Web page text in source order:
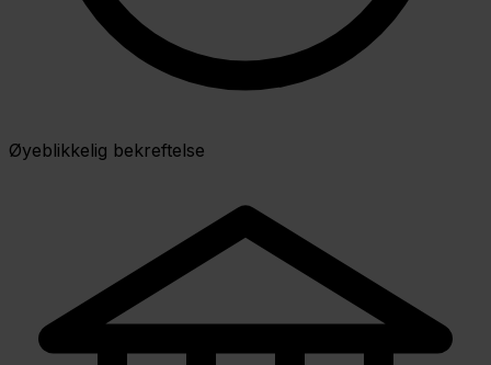
Øyeblikkelig bekreftelse